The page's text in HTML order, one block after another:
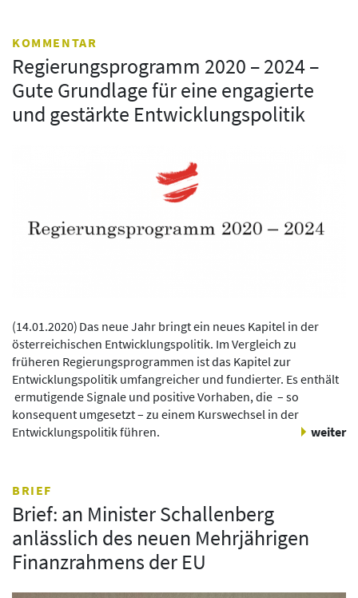
KOMMENTAR
Regierungsprogramm 2020 – 2024 –
Gute Grundlage für eine engagierte
und gestärkte Entwicklungspolitik
(14.01.2020) Das neue Jahr bringt ein neues Kapitel in der
österreichischen Entwicklungspolitik. Im Vergleich zu
früheren Regierungsprogrammen ist das Kapitel zur
Entwicklungspolitik umfangreicher und fundierter. Es enthält
ermutigende Signale und positive Vorhaben, die – so
konsequent umgesetzt – zu einem Kurswechsel in der
Entwicklungspolitik führen.
weiter
BRIEF
Brief: an Minister Schallenberg
anlässlich des neuen Mehrjährigen
Finanzrahmens der EU